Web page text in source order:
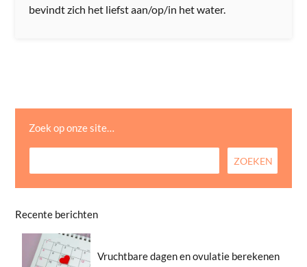
bevindt zich het liefst aan/op/in het water.
Zoek op onze site…
Recente berichten
Vruchtbare dagen en ovulatie berekenen